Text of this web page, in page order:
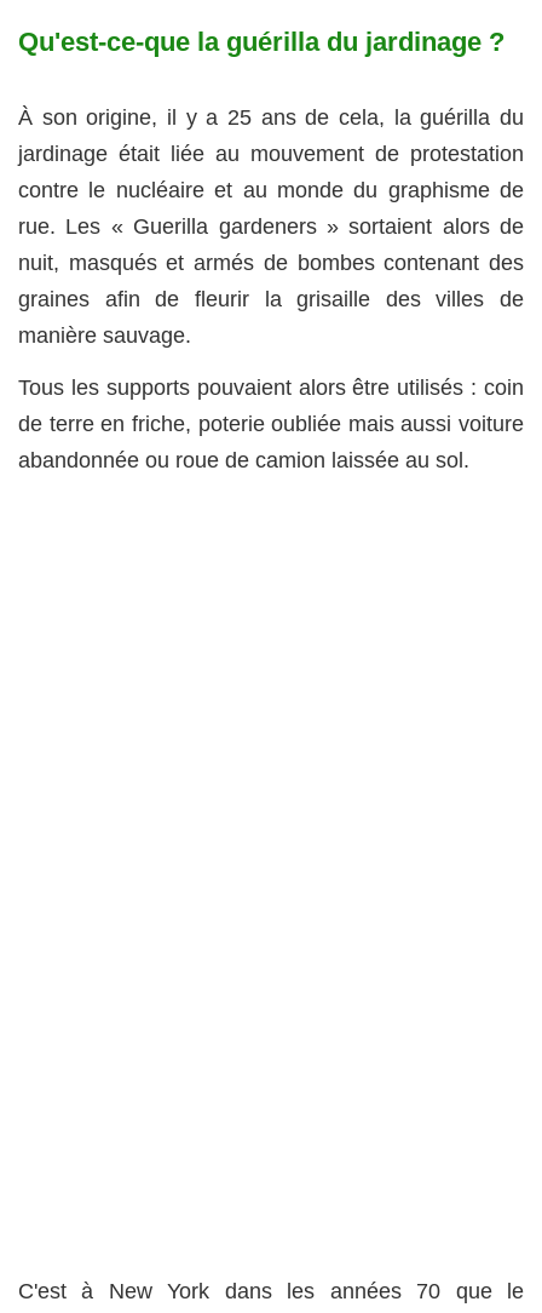
Qu'est-ce-que la guérilla du jardinage ?
À son origine, il y a 25 ans de cela, la guérilla du
jardinage était liée au mouvement de protestation
contre le nucléaire et au monde du graphisme de
rue. Les « Guerilla gardeners » sortaient alors de
nuit, masqués et armés de bombes contenant des
graines afin de fleurir la grisaille des villes de
manière sauvage.
Tous les supports pouvaient alors être utilisés : coin
de terre en friche, poterie oubliée mais aussi voiture
abandonnée ou roue de camion laissée au sol.
C'est à New York dans les années 70 que le